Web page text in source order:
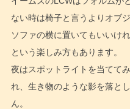
ない時は椅子と言うよりオブジ
ソファの横に置いてもいいけ
という楽しみ方もあります。
夜はスポットライトを当てて
れ、生き物のような影を落と
ん。